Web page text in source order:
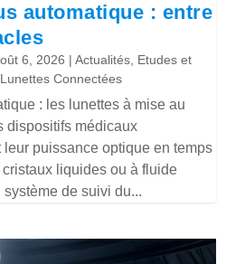
automatique : entre
6, 2026 |Actualités, Etudes et
Lunettes Connectées
: les lunettes à mise au
dispositifs médicaux
puissance optique en temps
liquides ou à fluide
de suivi du...